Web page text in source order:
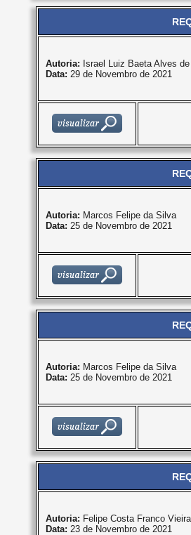
Autoria: Israel Luiz Baeta Alves
Data: 29 de Novembro de 2021
Autoria: Marcos Felipe da Silva
Data: 25 de Novembro de 2021
Autoria: Marcos Felipe da Silva
Data: 25 de Novembro de 2021
Autoria: Felipe Costa Franco Vieira
Data: 23 de Novembro de 2021